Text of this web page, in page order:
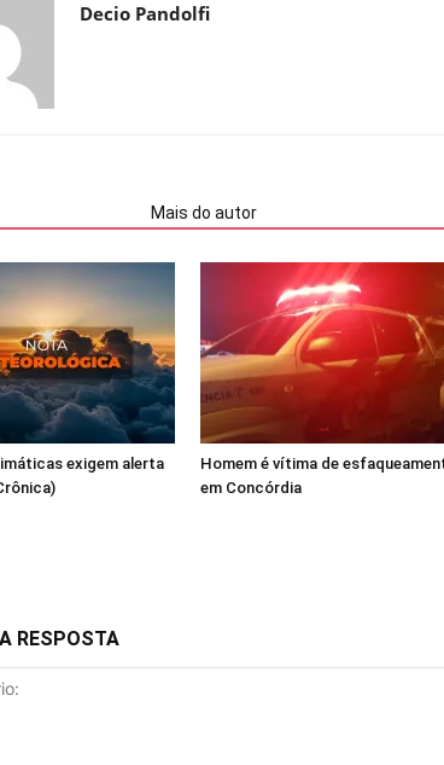
Decio Pandolfi
Mais do autor
exigem alerta
Homem é vítima de
em Concórdia
RESPOSTA